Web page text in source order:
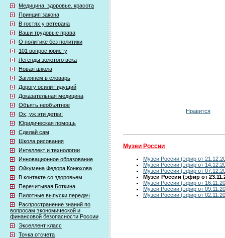
Медицина. здоровье. красота
Принцип закона
В гостях у ветерана
Ваши трудовые права
О политике без политики
101 вопрос юристу
Легенды золотого века
Новая школа
Заглянем в словарь
Дорогу осилит идущий
Доказательная медицина
Объять необъятное
Ох, уж эти детки!
Юридическая помощь
Сделай сам
Школа рисования
Интеллект и технологии
Инновационное образование
Ойкумена Федора Конюхова
В контакте со здоровьем
Перечитывая Боткина
Пилотные выпуски передач
Распространение знаний по
вопросам экономической и
финансовой безопасности России
Экселлент класс
Точка отсчета
Нравится
Музеи России
Музеи России (эфир от
Музеи России (эфир от
Музеи России (эфир от
Музеи России (эфир от
Музеи России (эфир от
Музеи России (эфир от
Музеи России (эфир от